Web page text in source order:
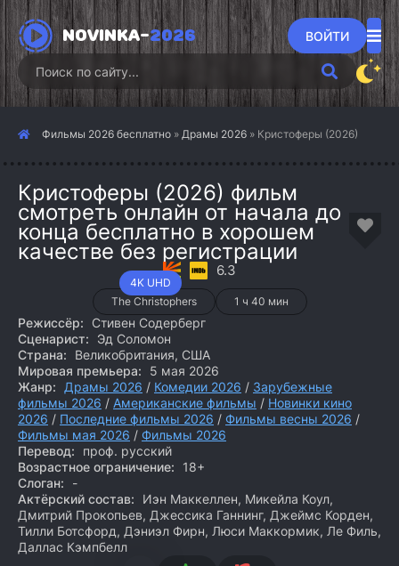
NOVINKA-2026 ВОЙТИ
Фильмы 2026 бесплатно » Драмы 2026 » Кристоферы (2026)
Кристоферы (2026) фильм
смотреть онлайн от начала до
конца бесплатно в хорошем
качестве без регистрации
4K UHD
6.3
The Christophers 1 ч 40 мин
Режиссёр:
Стивен Содерберг
Сценарист:
Эд Соломон
Страна:
Великобритания, США
Мировая премьера:
5 мая 2026
Жанр:
Драмы 2026 / Комедии 2026 / Зарубежные
фильмы 2026 / Американские фильмы / Новинки кино
2026 / Последние фильмы 2026 / Фильмы весны 2026 /
Фильмы мая 2026 / Фильмы 2026
Перевод:
проф. русский
Возрастное ограничение:
18+
Слоган:
-
Актёрский состав:
Иэн Маккеллен, Микейла Коул,
Дмитрий Прокопьев, Джессика Ганнинг, Джеймс Корден,
Тилли Ботсфорд, Дэниэл Фирн, Люси Маккормик, Ле Филь,
Даллас Кэмпбелл